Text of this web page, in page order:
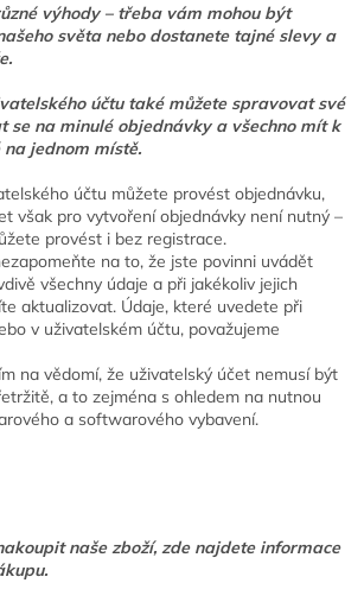
výhody – třeba vám mohou být
světa nebo dostanete tajné slevy a
účtu také můžete spravovat své
se na minulé objednávky a všechno mít k
jednom místě.
účtu můžete provést objednávku,
však pro vytvoření objednávky není nutný –
provést i bez registrace.
na to, že jste povinni uvádět
všechny údaje a při jakékoliv jejich
aktualizovat. Údaje, které uvedete při
v uživatelském účtu, považujeme
na vědomí, že uživatelský účet nemusí být
a to zejména s ohledem na nutnou
a softwarového vybavení.
naše zboží, zde najdete informace